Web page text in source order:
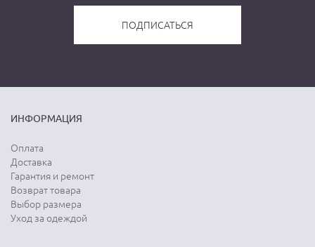
ИНФОРМАЦИЯ
Оплата
Доставка
Гарантия и ремонт
Возврат товара
Выбор размера
Уход за одеждой